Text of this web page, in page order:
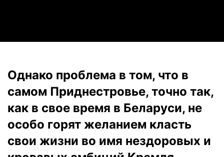
Однако проблема в том, что в
самом Приднестровье, точно так,
как в свое время в Беларуси, не
особо горят желанием класть
свои жизни во имя нездоровых и